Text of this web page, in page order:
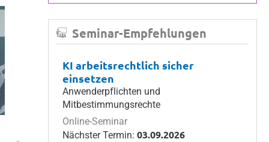
Next
Datenschutz & IT
Seminar-Empfehlungen
KI arbeitsrechtlich sicher
einsetzen
Anwenderpflichten und
Mitbestimmungsrechte
Online-Seminar
Nächster Termin: 03.09.2026